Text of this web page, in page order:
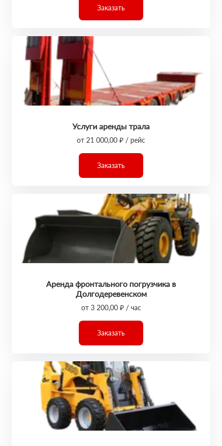
Заказать
Услуги аренды трала
от 21 000,00 ₽ / рейс
Заказать
Аренда фронтального погрузчика в
Долгодеревенском
от 3 200,00 ₽ / час
Заказать